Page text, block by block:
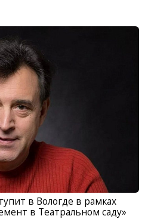
в Вологде в рамках
в Театральном саду»